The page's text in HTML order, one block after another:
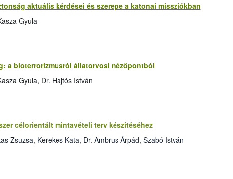
aktuális kérdései és szerepe a katonai missziókban
Gyula
a bioterrorizmusról állatorvosi nézőpontból
Gyula, Dr. Hajtós István
célorientált mintavételi terv készítéséhez
Zsuzsa, Kerekes Kata, Dr. Ambrus Árpád, Szabó István